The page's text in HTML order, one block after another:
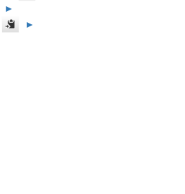
►
►